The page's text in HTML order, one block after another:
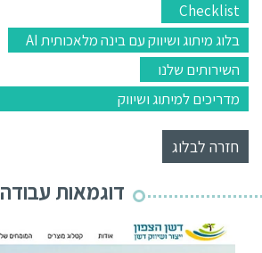
Checklist
בלוג מיתוג ושיווק עם בינה מלאכותית AI
השירותים שלנו
מדריכים למיתוג ושיווק
חזרה לבלוג
דוגמאות עבודה